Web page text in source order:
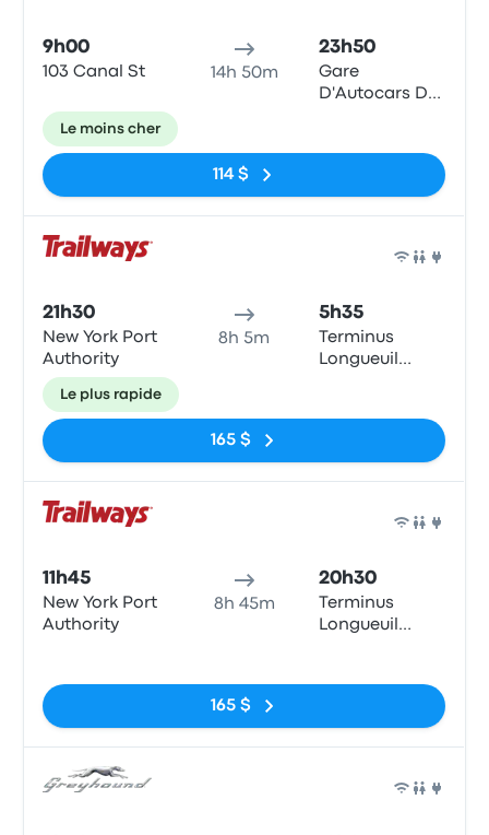
9h00
103 Canal St 14h 50m
23h50
Gare
D'Autocars De
Le moins cher
114 $
21h30
New York Port
Authority
8h 5m
5h35
Terminus
Longueuil
Le plus rapide
165 $
11h45
New York Port
Authority
8h 45m
20h30
Terminus
Longueuil
165 $